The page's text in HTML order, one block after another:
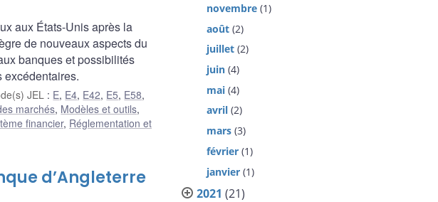
aux États-Unis après la
de nouveaux aspects du
banques et possibilités
excédentaires.
JEL : E, E4, E42, E5, E58,
marchés, Modèles et outils,
financier, Réglementation et
d’Angleterre
novembre (1)
août (2)
juillet (2)
juin (4)
mai (4)
avril (2)
mars (3)
février (1)
janvier (1)
2021 (21)